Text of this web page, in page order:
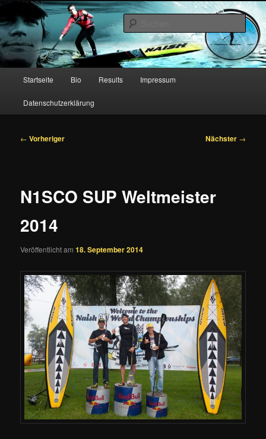
Zum
primären
Inhalt
springenChristian Hahn – Stand Up
Paddling
Startseite Bio Results Impressum
Datenschutzerklärung
Beitragsnavigation
← Vorheriger Nächster →
N1SCO SUP Weltmeister
2014
Veröffentlicht am18. September 2014